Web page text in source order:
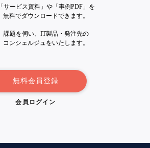
「サービス資料」や「事例PDF」を
無料でダウンロードできます。
課題を伺い、IT製品・発注先の
コンシェルジュをいたします。
無料会員登録
会員ログイン